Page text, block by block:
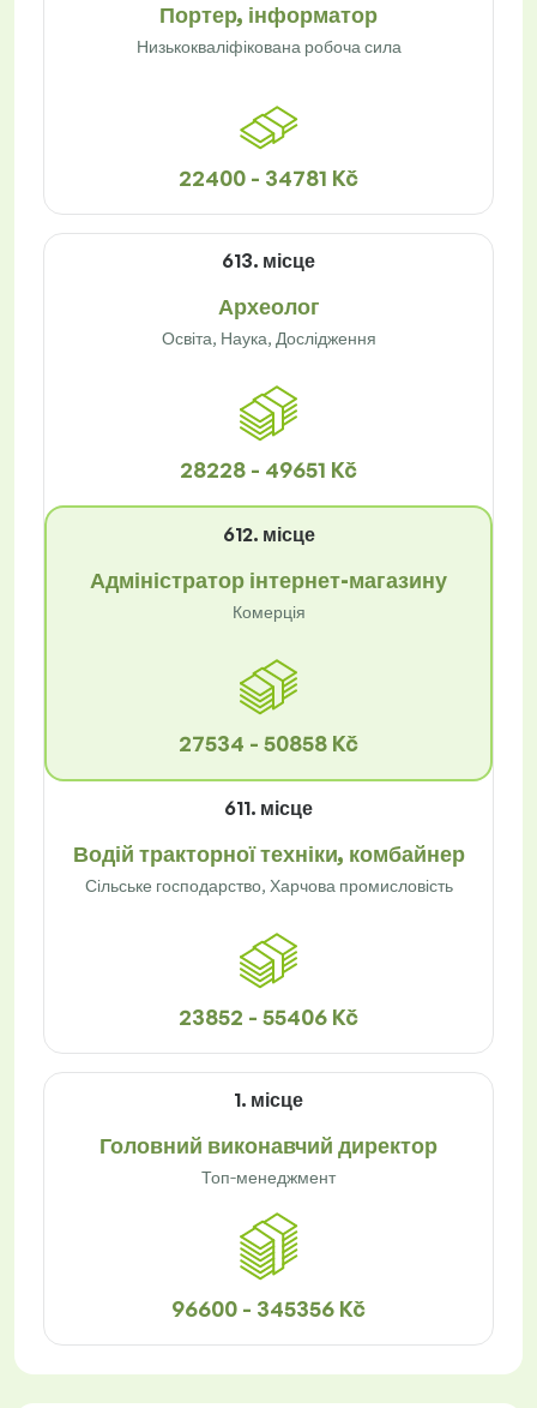
Портер, інформатор
Низькокваліфікована робоча сила
22400 - 34781 Kč
613. місце
Археолог
Освіта, Наука, Дослідження
28228 - 49651 Kč
612. місце
Адміністратор інтернет-магазину
Комерція
27534 - 50858 Kč
611. місце
Водій тракторної техніки, комбайнер
Сільське господарство, Харчова промисловість
23852 - 55406 Kč
1. місце
Головний виконавчий директор
Топ-менеджмент
96600 - 345356 Kč